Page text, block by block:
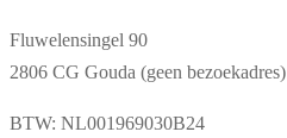
Fluwelensingel 90
2806 CG Gouda (geen bezoekadres)
BTW: NL001969030B24